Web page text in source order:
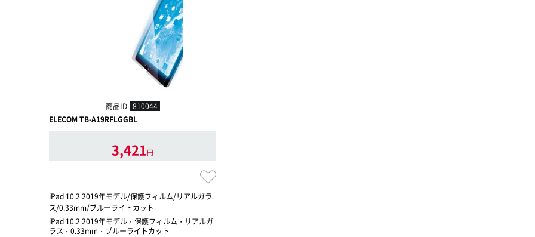
商品ID 810044
ELECOM TB-A19RFLGGBL
3,421円
iPad 10.2 2019年モデル/保護フィルム/リアルガラ
ス/0.33mm/ブルーライトカット
iPad 10.2 2019年モデル・保護フィルム・リアルガ
ラス・0.33mm・ブルーライトカット